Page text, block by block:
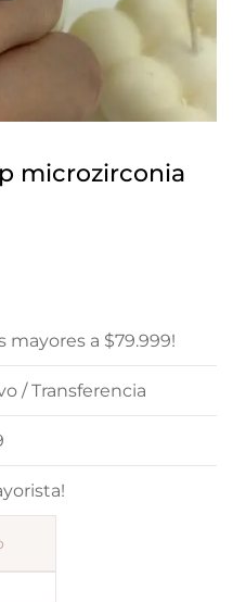
microzirconia
mayores a $79.999!
/ Transferencia